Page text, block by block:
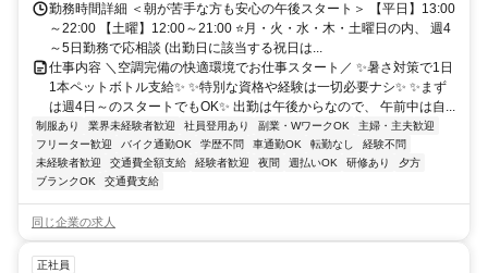
勤務時間詳細 ＜朝が苦手な方も安心の午後スタート＞ 【平日】13:00
～22:00 【土曜】12:00～21:00 ⭐月・火・水・木・土曜日の内、 週4
～5日勤務で応相談 (出勤日に該当する祝日は...
仕事内容 ＼空調完備の快適環境でお仕事スタート／ ✨暑さ対策で1日
1本ペットボトル支給✨ ✨特別な資格や経験は一切必要ナシ✨ ✨まず
は週4日～のスタートでもOK✨ 出勤は午後からなので、 午前中は自...
制服あり 業界未経験者歓迎 社員登用あり 副業・WワークOK
主婦・主夫歓迎
フリーター歓迎
バイク通勤OK 学歴不問 車通勤OK 転勤なし
経験不問
未経験者歓迎
交通費全額支給 経験者歓迎 夜間 週払いOK 研修あり
夕方
ブランクOK
交通費支給
同じ企業の求人
正社員